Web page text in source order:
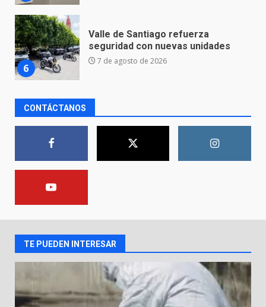
7
Los Pastores: tradición que
resiste al paso del tiempo
6 de agosto de 2026
8 de agosto de 2026
2
3
Aprender jugando también salva
vidas.
8 de agosto de 2026
CONTÁCTANOS
TE PUEDEN INTERESAR